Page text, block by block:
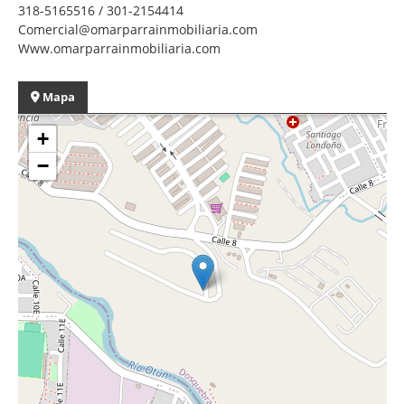
318-5165516 / 301-2154414
Comercial@omarparrainmobiliaria.com
Www.omarparrainmobiliaria.com
Mapa
+
−